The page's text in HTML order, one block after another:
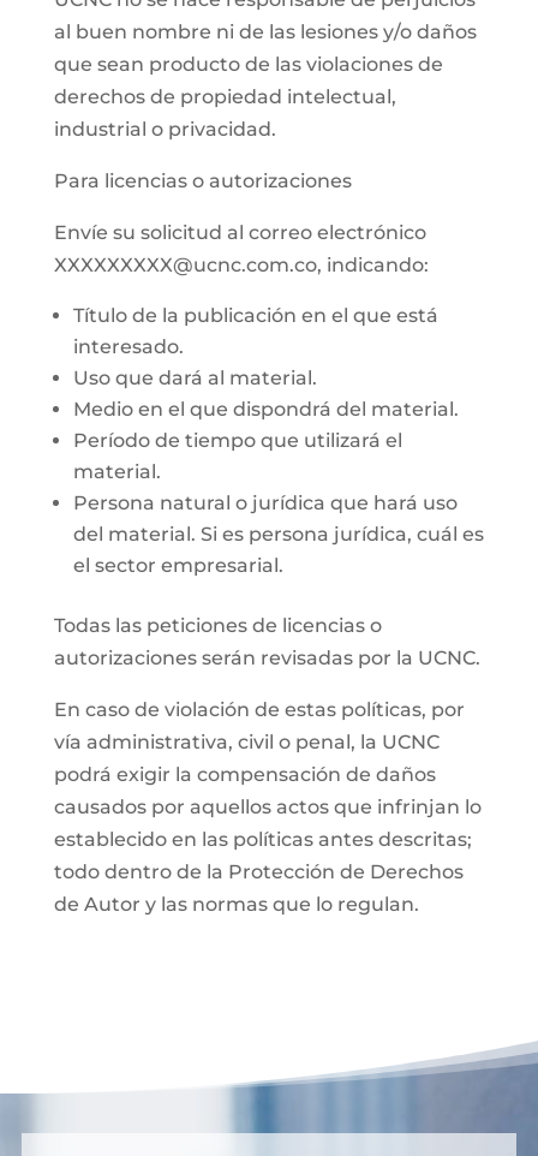
al buen nombre ni de las lesiones y/o daños
que sean producto de las violaciones de
derechos de propiedad intelectual,
industrial o privacidad.
Para licencias o autorizaciones
Envíe su solicitud al correo electrónico
XXXXXXXXX@ucnc.com.co, indicando:
Título de la publicación en el que está
interesado.
Uso que dará al material.
Medio en el que dispondrá del material.
Período de tiempo que utilizará el
material.
Persona natural o jurídica que hará uso
del material. Si es persona jurídica, cuál es
el sector empresarial.
Todas las peticiones de licencias o
autorizaciones serán revisadas por la UCNC.
En caso de violación de estas políticas, por
vía administrativa, civil o penal, la UCNC
podrá exigir la compensación de daños
causados por aquellos actos que infrinjan lo
establecido en las políticas antes descritas;
todo dentro de la Protección de Derechos
de Autor y las normas que lo regulan.